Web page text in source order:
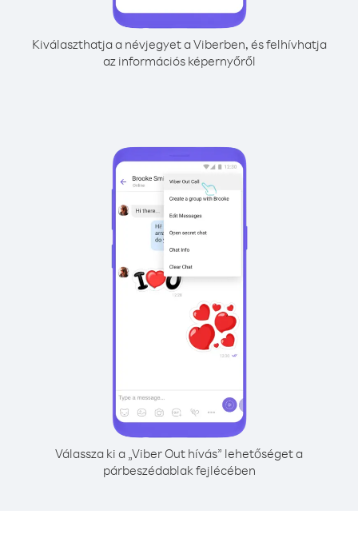
Kiválaszthatja a névjegyet a Viberben, és felhívhatja
az információs képernyőről
Válassza ki a „Viber Out hívás” lehetőséget a
párbeszédablak fejlécében